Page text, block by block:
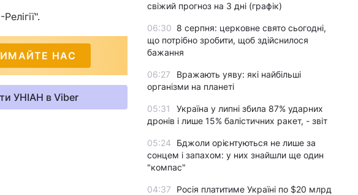
НАС
УНІАН в Viber
свіжий прогноз на 3 дні (графік)
06:30 8 серпня: церковне свято сьогодні,
що потрібно зробити, щоб здійснилося
бажання
06:27
Вражають уяву: які найбільші
організми на планеті
05:31
Україна у липні збила 87% ударних
дронів і лише 15% балістичних ракет, - звіт
05:24
Бджоли орієнтуються не лише за
сонцем і запахом: у них знайшли ще один
"компас"
04:37
Росія платитиме Україні по $20 млрд